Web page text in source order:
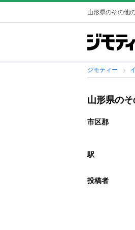
山形県のその他
ジモティー
山形県の
市区郡
駅
投稿者